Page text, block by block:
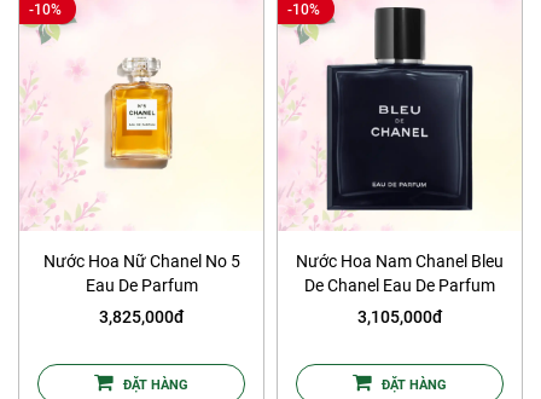
-10%
Nước Hoa Nữ Chanel No 5
Eau De Parfum
3,825,000đ
ĐẶT HÀNG
-10%
Nước Hoa Nam Chanel Bleu
De Chanel Eau De Parfum
3,105,000đ
ĐẶT HÀNG